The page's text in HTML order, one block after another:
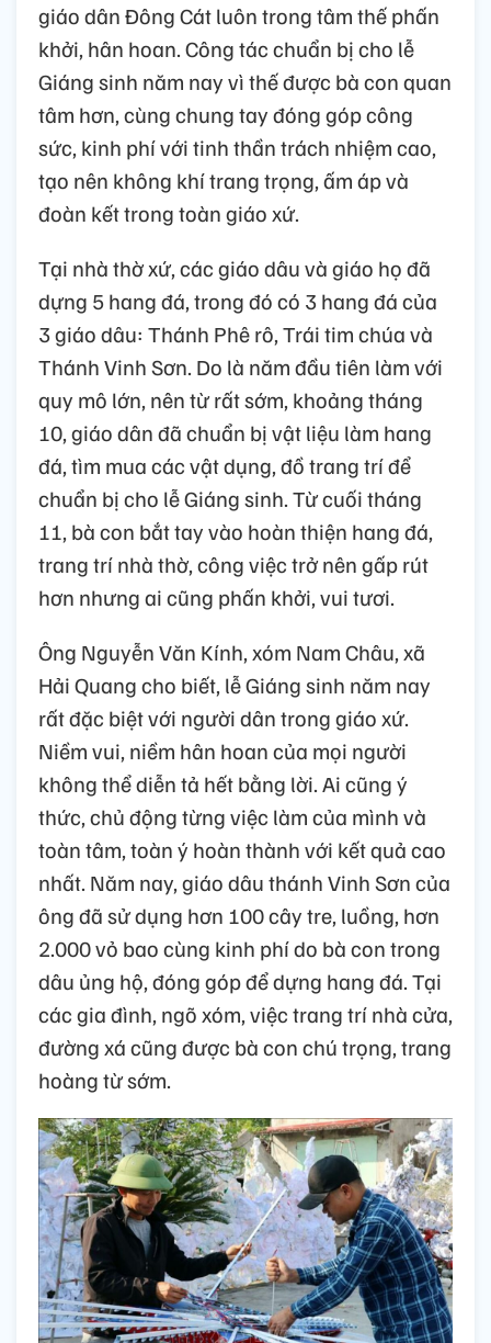
giáo dân Đông Cát luôn trong tâm thế phấn
khởi, hân hoan. Công tác chuẩn bị cho lễ
Giáng sinh năm nay vì thế được bà con quan
tâm hơn, cùng chung tay đóng góp công
sức, kinh phí với tinh thần trách nhiệm cao,
tạo nên không khí trang trọng, ấm áp và
đoàn kết trong toàn giáo xứ.
Tại nhà thờ xứ, các giáo dâu và giáo họ đã
dựng 5 hang đá, trong đó có 3 hang đá của
3 giáo dâu: Thánh Phê rô, Trái tim chúa và
Thánh Vinh Sơn. Do là năm đầu tiên làm với
quy mô lớn, nên từ rất sớm, khoảng tháng
10, giáo dân đã chuẩn bị vật liệu làm hang
đá, tìm mua các vật dụng, đồ trang trí để
chuẩn bị cho lễ Giáng sinh. Từ cuối tháng
11, bà con bắt tay vào hoàn thiện hang đá,
trang trí nhà thờ, công việc trở nên gấp rút
hơn nhưng ai cũng phấn khởi, vui tươi.
Ông Nguyễn Văn Kính, xóm Nam Châu, xã
Hải Quang cho biết, lễ Giáng sinh năm nay
rất đặc biệt với người dân trong giáo xứ.
Niềm vui, niềm hân hoan của mọi người
không thể diễn tả hết bằng lời. Ai cũng ý
thức, chủ động từng việc làm của mình và
toàn tâm, toàn ý hoàn thành với kết quả cao
nhất. Năm nay, giáo dâu thánh Vinh Sơn của
ông đã sử dụng hơn 100 cây tre, luồng, hơn
2.000 vỏ bao cùng kinh phí do bà con trong
dâu ủng hộ, đóng góp để dựng hang đá. Tại
các gia đình, ngõ xóm, việc trang trí nhà cửa,
đường xá cũng được bà con chú trọng, trang
hoàng từ sớm.